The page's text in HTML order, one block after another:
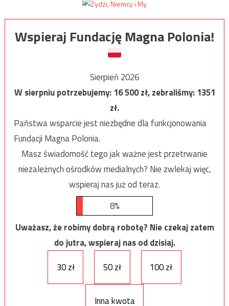
Wspieraj Fundację Magna Polonia!
Sierpień 2026
W sierpniu potrzebujemy:16 500zł, zebraliśmy:1351
zł.
Państwa wsparcie jest niezbędne dla funkcjonowania
Fundacji Magna Polonia.
Masz świadomość tego jak ważne jest przetrwanie
niezależnych ośrodków medialnych? Nie zwlekaj więc,
wspieraj nas już od teraz.
8%
Uważasz, że robimy dobrą robotę? Nie czekaj zatem
do jutra, wspieraj nas od dzisiaj.
30 zł
50 zł 100 zł
Inna kwota